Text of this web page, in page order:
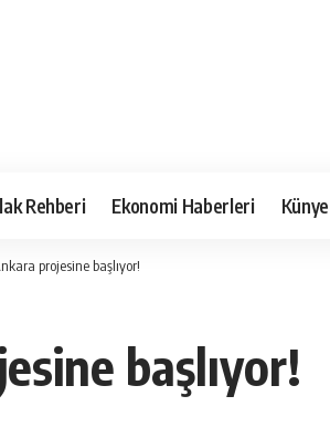
Rehberi Ekonomi Haberleri Künye
projesine başlıyor!
başlıyor!